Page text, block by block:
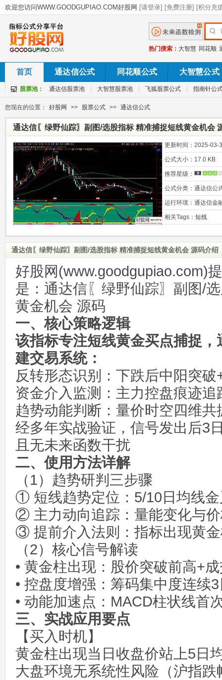
热门搜索： 大智慧 同花顺
首页 通达信公式 同花顺公式 大智慧公式
股票池： 通达信股票池 大智慧股票池 飞狐股票公式 指南针公
您现在的位置： 好股网 >> 股票公式 >> 通达信公式
通达信〖绿野仙踪〗副图/选股指标 精准捕捉短线黄金机会
更新时间： 2025-03-
公式大小： 17.0 KB
推荐星级：
公式分类： 通达信公
运行环境： 通达信金
相关Tags： 短线
通达信〖绿野仙踪〗副图/选股指标 精准捕捉短线黄金机会 源码介绍
好股网(www.goodgupiao.com)
是：通达信〖绿野仙踪〗副图/
黄金机会 源码
一、核心策略逻辑
该指标专注短线黄金买点捕捉
建交易系统：
反转形态识别：下跌后中阳突破
资金介入监测：主力控盘痕迹追
趋势动能判断：量价时空四维共
经多年实战验证，信号发出后3
且无未来函数干扰
二、使用方法详解
（1）趋势研判三步骤
① 短线趋势定位：5/10日均线
② 主力动向追踪：量能变化与
③ 提前介入法则：指标出现黄
（2）核心信号解读
• 黄金柱出现：股价突破前高+
• 控盘度增强：筹码集中度连续
• 动能加速点：MACD柱状线首
三、实战应用要点
【买入时机】
黄金柱出现当日收盘价站上5日
大盘环境无系统性风险（沪指跌